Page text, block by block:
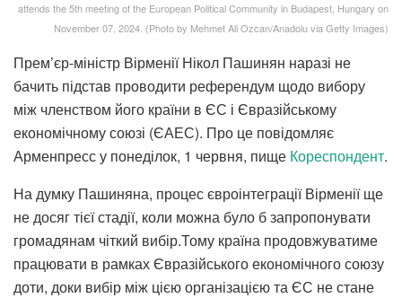
attends the 5th meeting of the European Political Community in Budapest, Hungary on
November 07, 2024. (Photo by Mehmet Ali Ozcan/Anadolu via Getty Images)
Прем’єр-міністр Вірменії Нікол Пашинян наразі не
бачить підстав проводити референдум щодо вибору
між членством його країни в ЄС і Євразійському
економічному союзі (ЄАЕС). Про це повідомляє
Арменпресс у понеділок, 1 червня, пище Кореспондент.
На думку Пашиняна, процес євроінтеграції Вірменії ще
не досяг тієї стадії, коли можна було б запропонувати
громадянам чіткий вибір.Тому країна продовжуватиме
працювати в рамках Євразійського економічного союзу
доти, доки вибір між цією організацією та ЄС не стане